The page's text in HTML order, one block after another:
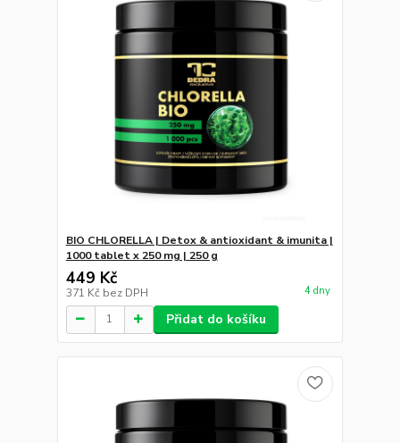
BIO CHLORELLA | Detox & antioxidant & imunita |
1000 tablet x 250 mg | 250 g
449 Kč
371 Kč bez DPH 4 dny
Přidat do košíku